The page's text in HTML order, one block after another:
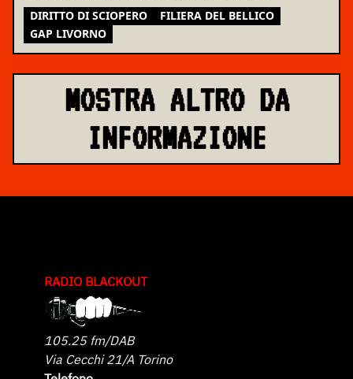
DIRITTO DI SCIOPERO
FILIERA DEL BELLICO
GAP LIVORNO
MOSTRA ALTRO DA
INFORMAZIONE
RADIO BLACKOUT
105.25 fm/DAB
Via Cecchi 21/A Torino